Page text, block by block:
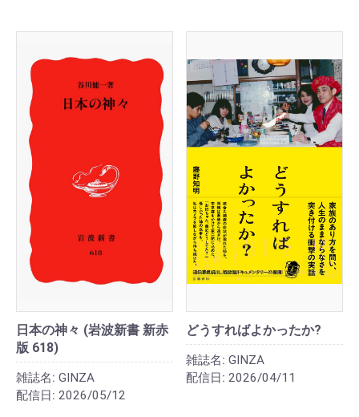
日本の神々 (岩波新書 新赤
版 618)
雑誌名: GINZA
配信日: 2026/05/12
どうすればよかったか?
雑誌名: GINZA
配信日: 2026/04/11